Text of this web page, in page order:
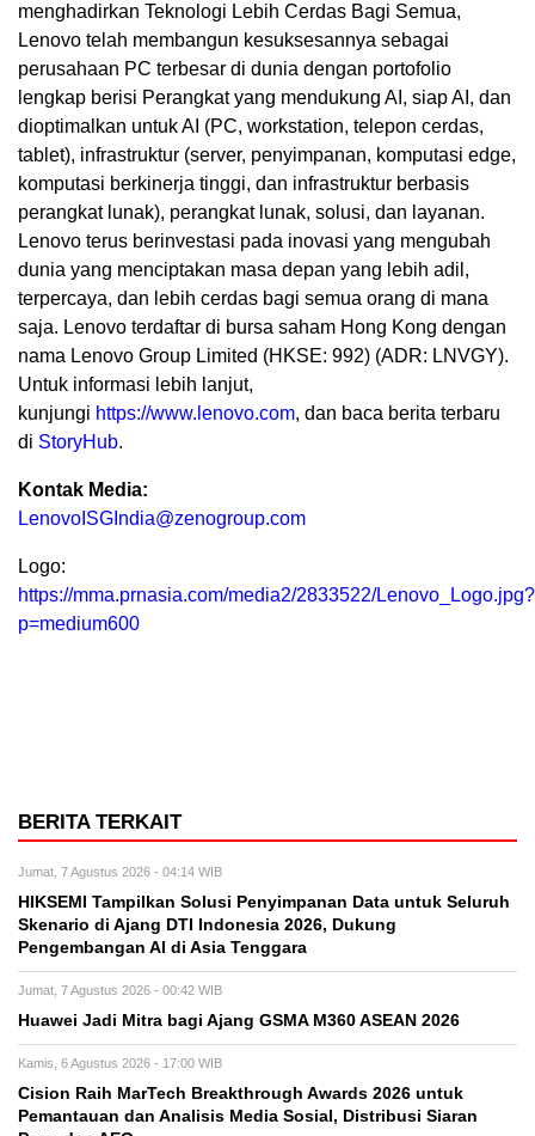
menghadirkan Teknologi Lebih Cerdas Bagi Semua,
Lenovo telah membangun kesuksesannya sebagai
perusahaan PC terbesar di dunia dengan portofolio
lengkap berisi Perangkat yang mendukung AI, siap AI, dan
dioptimalkan untuk AI (PC, workstation, telepon cerdas,
tablet), infrastruktur (server, penyimpanan, komputasi edge,
komputasi berkinerja tinggi, dan infrastruktur berbasis
perangkat lunak), perangkat lunak, solusi, dan layanan.
Lenovo terus berinvestasi pada inovasi yang mengubah
dunia yang menciptakan masa depan yang lebih adil,
terpercaya, dan lebih cerdas bagi semua orang di mana
saja. Lenovo terdaftar di bursa saham Hong Kong dengan
nama Lenovo Group Limited (HKSE: 992) (ADR: LNVGY).
Untuk informasi lebih lanjut,
kunjungi https://www.lenovo.com, dan baca berita terbaru
di StoryHub.
Kontak Media:
LenovoISGIndia@zenogroup.com
Logo:
https://mma.prnasia.com/media2/2833522/Lenovo_Logo.jpg?
p=medium600
BERITA TERKAIT
Jumat, 7 Agustus 2026 - 04:14 WIB
HIKSEMI Tampilkan Solusi Penyimpanan Data untuk Seluruh
Skenario di Ajang DTI Indonesia 2026, Dukung
Pengembangan AI di Asia Tenggara
Jumat, 7 Agustus 2026 - 00:42 WIB
Huawei Jadi Mitra bagi Ajang GSMA M360 ASEAN 2026
Kamis, 6 Agustus 2026 - 17:00 WIB
Cision Raih MarTech Breakthrough Awards 2026 untuk
Pemantauan dan Analisis Media Sosial, Distribusi Siaran